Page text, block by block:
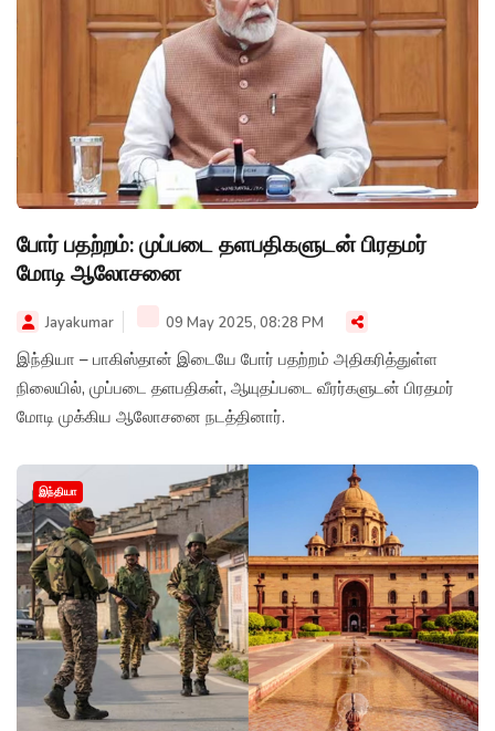
போர் பதற்றம்: முப்படை தளபதிகளுடன் பிரதமர்
மோடி ஆலோசனை
Jayakumar 09 May 2025, 08:28 PM
இந்தியா – பாகிஸ்தான் இடையே போர் பதற்றம் அதிகரித்துள்ள
நிலையில், முப்படை தளபதிகள், ஆயுதப்படை வீரர்களுடன் பிரதமர்
மோடி முக்கிய ஆலோசனை நடத்தினார்.
இந்தியா